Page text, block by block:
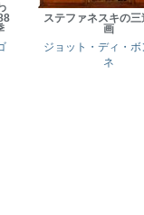
ステファネスキの三
画
ジョット・ディ・ボ
ネ